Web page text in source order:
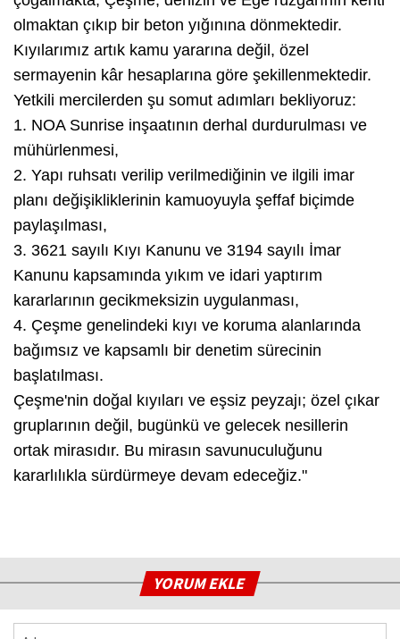
olmaktan çıkıp bir beton yığınına dönmektedir.
Kıyılarımız artık kamu yararına değil, özel
sermayenin kâr hesaplarına göre şekillenmektedir.
Yetkili mercilerden şu somut adımları bekliyoruz:
1. NOA Sunrise inşaatının derhal durdurulması ve
mühürlenmesi,
2. Yapı ruhsatı verilip verilmediğinin ve ilgili imar
planı değişikliklerinin kamuoyuyla şeffaf biçimde
paylaşılması,
3. 3621 sayılı Kıyı Kanunu ve 3194 sayılı İmar
Kanunu kapsamında yıkım ve idari yaptırım
kararlarının gecikmeksizin uygulanması,
4. Çeşme genelindeki kıyı ve koruma alanlarında
bağımsız ve kapsamlı bir denetim sürecinin
başlatılması.
Çeşme'nin doğal kıyıları ve eşsiz peyzajı; özel çıkar
gruplarının değil, bugünkü ve gelecek nesillerin
ortak mirasıdır. Bu mirasın savunuculuğunu
kararlılıkla sürdürmeye devam edeceğiz."
YORUM EKLE